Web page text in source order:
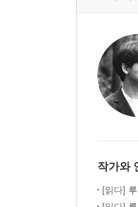
작가와
[읽다]